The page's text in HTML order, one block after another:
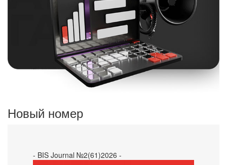
Новый номер
- BIS Journal №2(61)2026 -